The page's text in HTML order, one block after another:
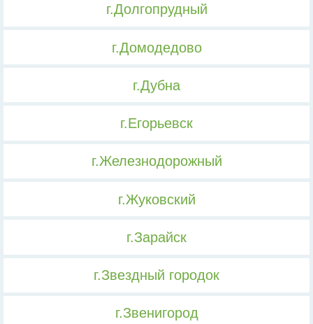
г.Долгопрудный
г.Домодедово
г.Дубна
г.Егорьевск
г.Железнодорожный
г.Жуковский
г.Зарайск
г.Звездный городок
г.Звенигород